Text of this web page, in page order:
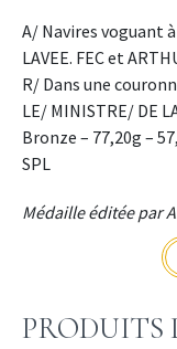
A/ Navires voguant
LAVEE. FEC et
R/ Dans une
LE/ MINISTRE/ DE
Bronze – 77,20g –
SPL
Médaille éditée par
PRODUITS